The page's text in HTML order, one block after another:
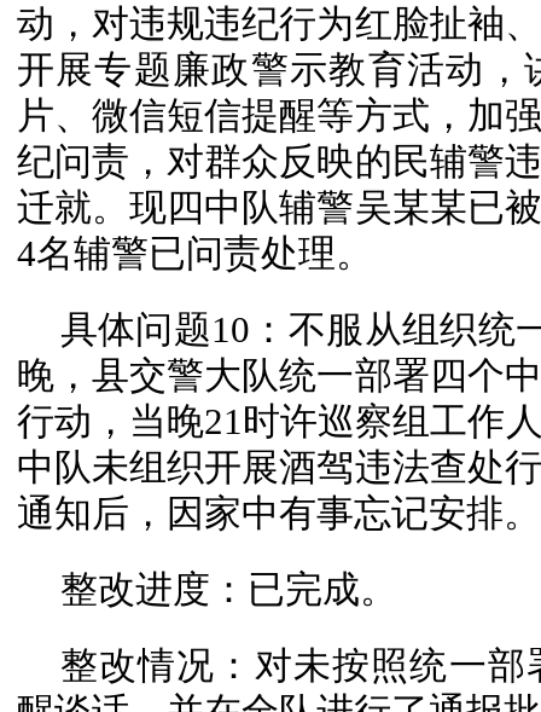
动，对违规违纪行为红脸扯袖
开展专题廉政警示教育活动
片、微信短信提醒等方式，加
纪问责，对群众反映的民辅警
迁就。现四中队辅警吴某某已
4名辅警已问责处理。
具体问题10：不服从组织统
晚，县交警大队统一部署四个
行动，当晚21时许巡察组工作
中队未组织开展酒驾违法查处
通知后，因家中有事忘记安排。
整改进度：已完成。
整改情况：对未按照统一